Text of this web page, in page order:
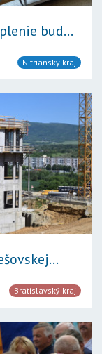
bud...
Nitriansky kraj
Bratislavský kraj